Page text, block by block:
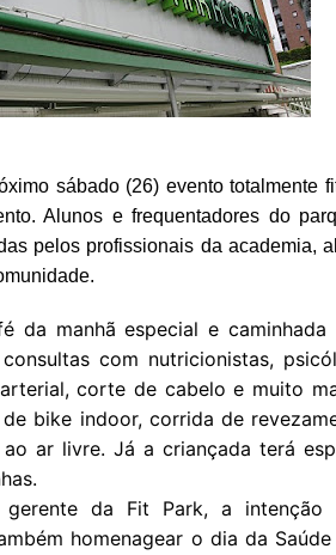
sábado (26) evento totalmente
Alunos e frequentadores do
pelos profissionais da academia,
manhã especial e caminhada
com nutricionistas,
corte de cabelo e muito
bike indoor, corrida de
ar livre. Já a criançada terá
gerente da Fit Park, a
homenagear o dia da